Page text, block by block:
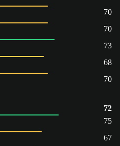
70
70
73
68
70
72
75
67